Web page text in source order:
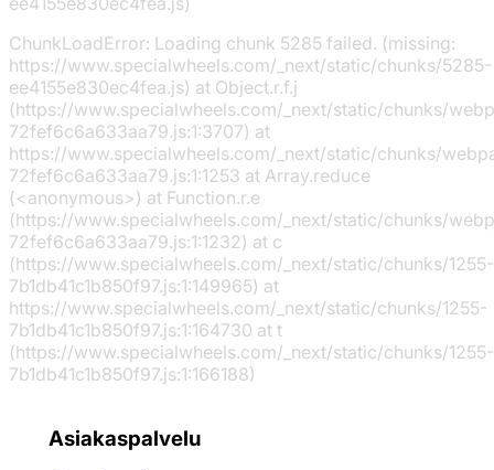
ChunkLoadError: Loading chunk 5285 failed. (missing:
https://www.specialwheels.com/_next/static/chunks/5285-
ee4155e830ec4fea.js) at Object.r.f.j
(https://www.specialwheels.com/_next/static/chunks/
72fef6c6a633aa79.js:1:3707) at
https://www.specialwheels.com/_next/static/chunks/
72fef6c6a633aa79.js:1:1253 at Array.reduce
(<anonymous>) at Function.r.e
(https://www.specialwheels.com/_next/static/chunks/
72fef6c6a633aa79.js:1:1232) at c
(https://www.specialwheels.com/_next/static/chunks/1255-
7b1db41c1b850f97.js:1:149965) at
https://www.specialwheels.com/_next/static/chunks/1255-
7b1db41c1b850f97.js:1:164730 at t
(https://www.specialwheels.com/_next/static/chunks/1255-
7b1db41c1b850f97.js:1:166188)
Asiakaspalvelu